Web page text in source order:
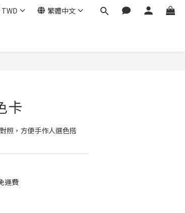
TWD 繁體中文
卡
照，方便手作人選色搭
運費